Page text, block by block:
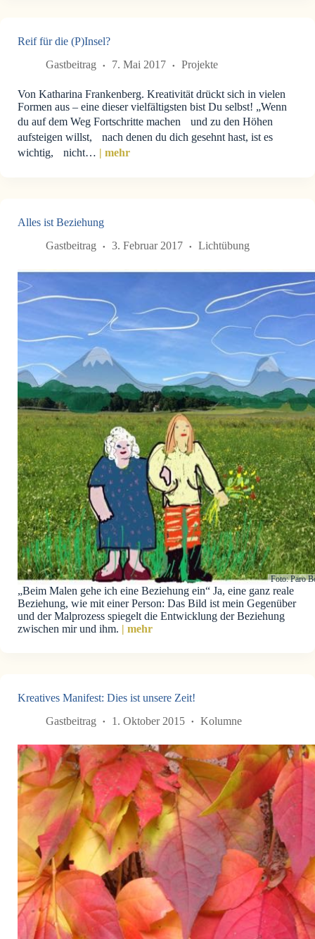
Reif für die (P)Insel?
Gastbeitrag
7. Mai 2017 Projekte
Von Katharina Frankenberg. Kreativität drückt sich in vielen
Formen aus – eine dieser vielfältigsten bist Du selbst! „Wenn
du auf dem Weg Fortschritte machen und zu den Höhen
aufsteigen willst, nach denen du dich gesehnt hast, ist es
wichtig, nicht… | mehr
Alles ist Beziehung
Gastbeitrag
3. Februar 2017 Lichtübung
Foto: Paro
„Beim Malen gehe ich eine Beziehung ein“ Ja, eine ganz reale
Beziehung, wie mit einer Person: Das Bild ist mein Gegenüber
und der Malprozess spiegelt die Entwicklung der Beziehung
zwischen mir und ihm. | mehr
Kreatives Manifest: Dies ist unsere Zeit!
Gastbeitrag
1. Oktober 2015 Kolumne